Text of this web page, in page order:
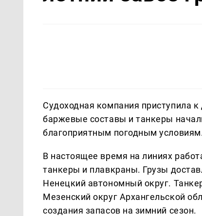
Судоходная компания приступила
баржевые составы и танкеры
благоприятным погодным
В настоящее время на линиях
танкеры и плавкраны. Грузы
Ненецкий автономный округ.
Мезенский округ Архангельской
создания запасов на зимний сезон.